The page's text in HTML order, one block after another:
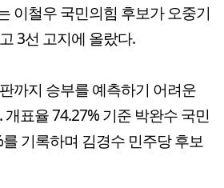
이철우 국민의힘 후보가 오중기
3선 고지에 올랐다.
까지 승부를 예측하기 어려운
표율 74.27% 기준 박완수 국민
기록하며 김경수 민주당 후보